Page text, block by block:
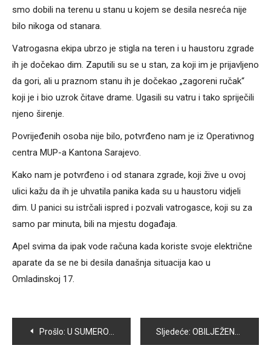
smo dobili na terenu u stanu u kojem se desila nesreća nije
bilo nikoga od stanara.
Vatrogasna ekipa ubrzo je stigla na teren i u haustoru zgrade
ih je dočekao dim. Zaputili su se u stan, za koji im je prijavljeno
da gori, ali u praznom stanu ih je dočekao „zagoreni ručak“
koji je i bio uzrok čitave drame. Ugasili su vatru i tako spriječili
njeno širenje.
Povrijeđenih osoba nije bilo, potvrđeno nam je iz Operativnog
centra MUP-a Kantona Sarajevo.
Kako nam je potvrđeno i od stanara zgrade, koji žive u ovoj
ulici kažu da ih je uhvatila panika kada su u haustoru vidjeli
dim. U panici su istrčali ispred i pozvali vatrogasce, koji su za
samo par minuta, bili na mjestu događaja.
Apel svima da ipak vode računa kada koriste svoje električne
aparate da se ne bi desila današnja situacija kao u
Omladinskoj 17.
Navigacija
Prošlo: U SUMERO CENTRU ODRŽANA PROJEKCIJA DOKUMENTARNOG FILMA “SLOBODNI” Sljedeće: OBILJEŽENA 24 GODIŠNJICA BITKE ZA BRDO ŽUČ